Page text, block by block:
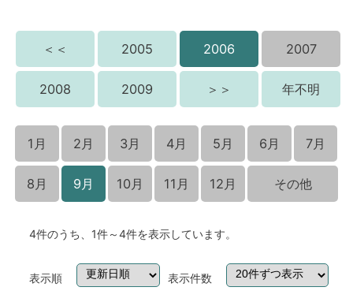
＜＜ 2005 2006 2007
2008 2009 ＞＞ 年不明
1月 2月 3月 4月 5月 6月 7月
8月 9月 10月 11月 12月 その他
4件のうち、1件～4件を表示しています。
表示順 表示件数